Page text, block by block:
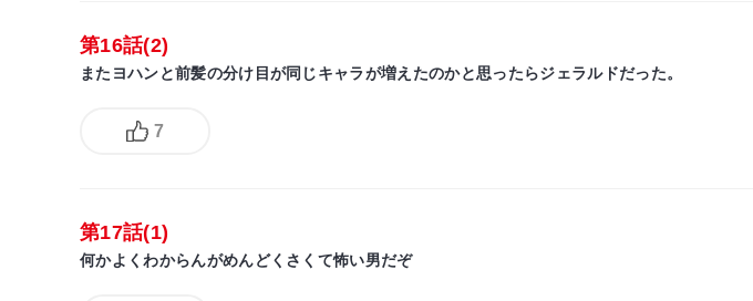
第16話(2)
またヨハンと前髪の分け目が同じキャラが増えたのかと思ったらジェラルドだった。
7
第17話(1)
何かよくわからんがめんどくさくて怖い男だぞ